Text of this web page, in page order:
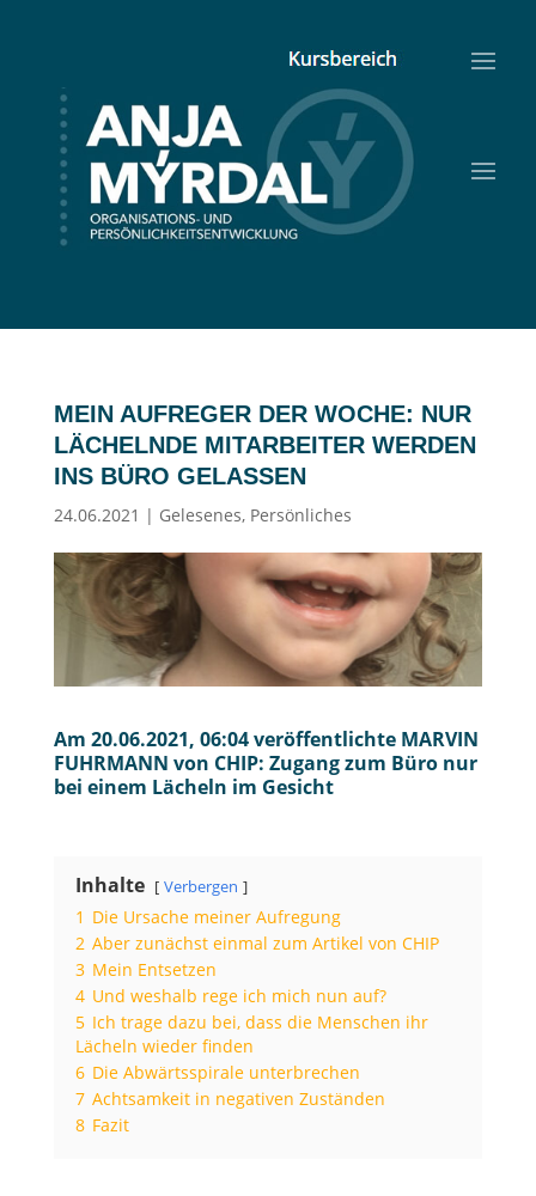
MEIN AUFREGER DER WOCHE: NUR
LÄCHELNDE MITARBEITER WERDEN
INS BÜRO GELASSEN
24.06.2021 | Gelesenes, Persönliches
Am 20.06.2021, 06:04 veröffentlichte MARVIN
FUHRMANN von CHIP: Zugang zum Büro nur
bei einem Lächeln im Gesicht
Inhalte Verbergen
1 Die Ursache meiner Aufregung
2 Aber zunächst einmal zum Artikel von CHIP
3 Mein Entsetzen
4 Und weshalb rege ich mich nun auf?
5 Ich trage dazu bei, dass die Menschen ihr
Lächeln wieder finden
6 Die Abwärtsspirale unterbrechen
7 Achtsamkeit in negativen Zuständen
8 Fazit